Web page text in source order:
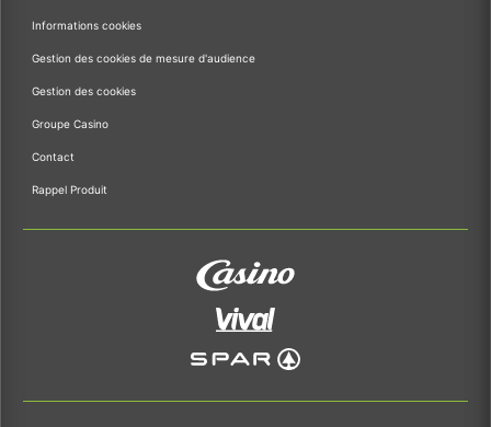
Informations cookies
Gestion des cookies de mesure d'audience
Gestion des cookies
Groupe Casino
Contact
Rappel Produit